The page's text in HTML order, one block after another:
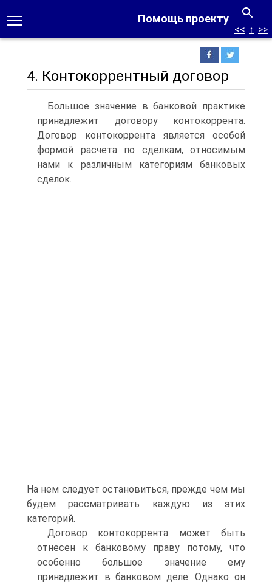
Помощь проекту
<< ↑ >>
4. Контокоррентный договор
Большое значение в банковой практике
принадлежит договору контокоррента.
Договор контокоррента является особой
формой расчета по сделкам, относимым
нами к различным категориям банковых
сделок.
На нем следует остановиться, прежде чем мы
будем рассматривать каждую из этих
категорий.
Договор контокоррента может быть
отнесен к банковому праву потому, что
особенно большое значение ему
принадлежит в банковом деле. Однако он